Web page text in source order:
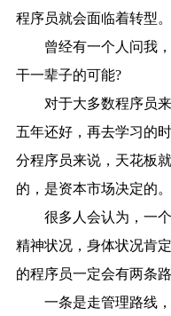
程序员就会面临着转型。
曾经有一个人问我
干一辈子的可能?
对于大多数程序员
五年还好，再去学习的
分程序员来说，天花板
的，是资本市场决定的。
很多人会认为，一
精神状况，身体状况肯
的程序员一定会有两条路
一条是走管理路线